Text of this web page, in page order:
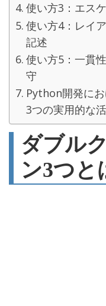
使い方3：エス
使い方4：レイ
記述
使い方5：一貫
守
Python開発に
3つの実用的な
ダブル
ン3つと